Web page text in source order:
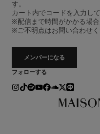
す。
カート内でコードを入力し
※配信まで時間がかかる場合
※ご不明点はお問い合わせく
メンバーになる
フォローする